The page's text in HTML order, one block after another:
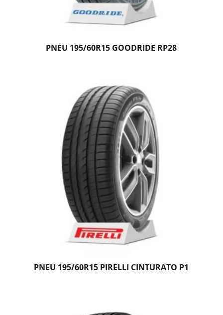
PNEU 195/60R15 GOODRIDE RP28
PNEU 195/60R15 PIRELLI CINTURATO P1